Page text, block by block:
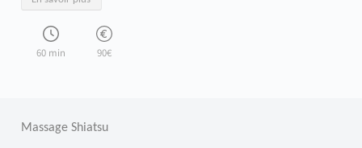
60 min 90€
Massage Shiatsu